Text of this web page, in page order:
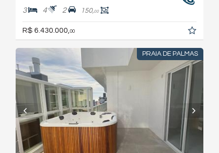
3 4 2 150,00
R$ 6.430.000,00
PRAIA DE PALMAS